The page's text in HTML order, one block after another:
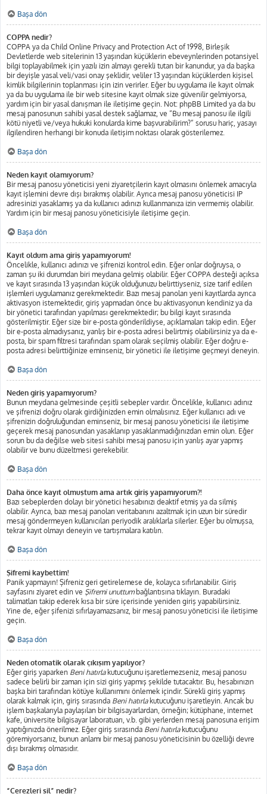
Başa dön
COPPA nedir?
COPPA ya da Child Online Privacy and Protection Act of 1998, Birleşik
Devletlerde web sitelerinin 13 yaşından küçüklerin ebeveynlerinden potansiyel
bilgi toplayabilmek için yazılı izin almayı gerekli tutan bir kanundur, ya da başka
bir deyişle yasal veli/vasi onay şeklidir, veliler 13 yaşından küçüklerden kişisel
kimlik bilgilerinin toplanması için izin verirler. Eğer bu uygulama ile kayıt olmak
ya da bu uygulama ile bir web sitesine kayıt olmak size güvenilir gelmiyorsa,
yardım için bir yasal danışman ile iletişime geçin. Not: phpBB Limited ya da bu
mesaj panosunun sahibi yasal destek sağlamaz, ve “Bu mesaj panosu ile ilgili
kötü niyetli ve/veya hukuki konularda kime başvurabilirim?” sorusu hariç, yasayı
ilgilendiren herhangi bir konuda iletişim noktası olarak gösterilemez.
Başa dön
Neden kayıt olamıyorum?
Bir mesaj panosu yöneticisi yeni ziyaretçilerin kayıt olmasını önlemek amacıyla
kayıt işlemini devre dışı bırakmış olabilir. Ayrıca mesaj panosu yöneticisi IP
adresinizi yasaklamış ya da kullanıcı adınızı kullanmanıza izin vermemiş olabilir.
Yardım için bir mesaj panosu yöneticisiyle iletişime geçin.
Başa dön
Kayıt oldum ama giriş yapamıyorum!
Öncelikle, kullanıcı adınızı ve şifrenizi kontrol edin. Eğer onlar doğruysa, o
zaman şu iki durumdan biri meydana gelmiş olabilir. Eğer COPPA desteği açıksa
ve kayıt sırasında 13 yaşından küçük olduğunuzu belirttiyseniz, size tarif edilen
işlemleri uygulamanız gerekmektedir. Bazı mesaj panoları yeni kayıtlarda ayrıca
aktivasyon istemektedir, giriş yapmadan önce bu aktivasyonun kendiniz ya da
bir yönetici tarafından yapılması gerekmektedir; bu bilgi kayıt sırasında
gösterilmiştir. Eğer size bir e-posta gönderildiyse, açıklamaları takip edin. Eğer
bir e-posta almadıysanız, yanlış bir e-posta adresi belirtmiş olabilirsiniz ya da e-
posta, bir spam filtresi tarafından spam olarak seçilmiş olabilir. Eğer doğru e-
posta adresi belirttiğinize eminseniz, bir yönetici ile iletişime geçmeyi deneyin.
Başa dön
Neden giriş yapamıyorum?
Bunun meydana gelmesinde çeşitli sebepler vardır. Öncelikle, kullanıcı adınız
ve şifrenizi doğru olarak girdiğinizden emin olmalısınız. Eğer kullanıcı adı ve
şifrenizin doğruluğundan eminseniz, bir mesaj panosu yöneticisi ile iletişime
geçerek mesaj panosundan yasaklanıp yasaklanmadığınızdan emin olun. Eğer
sorun bu da değilse web sitesi sahibi mesaj panosu için yanlış ayar yapmış
olabilir ve bunu düzeltmesi gerekebilir.
Başa dön
Daha önce kayıt olmuştum ama artık giriş yapamıyorum?!
Bazı sebeplerden dolayı bir yönetici hesabınızı deaktif etmiş ya da silmiş
olabilir. Ayrıca, bazı mesaj panoları veritabanını azaltmak için uzun bir süredir
mesaj göndermeyen kullanıcıları periyodik aralıklarla silerler. Eğer bu olmuşsa,
tekrar kayıt olmayı deneyin ve tartışmalara katılın.
Başa dön
Şifremi kaybettim!
Panik yapmayın! Şifreniz geri getirelemese de, kolayca sıfırlanabilir. Giriş
sayfasını ziyaret edin ve Şifremi unuttumbağlantısına tıklayın. Buradaki
talimatları takip ederek kısa bir süre içerisinde yeniden giriş yapabilirsiniz.
Yine de, eğer şifenizi sıfırlayamazsanız, bir mesaj panosu yöneticisi ile iletişime
geçin.
Başa dön
Neden otomatik olarak çıkışım yapılıyor?
Eğer giriş yaparken Beni hatırlakutucuğunu işaretlemezseniz, mesaj panosu
sadece belirli bir zaman için sizi giriş yapmış şekilde tutacaktır. Bu, hesabınızın
başka biri tarafından kötüye kullanımını önlemek içindir. Sürekli giriş yapmış
olarak kalmak için, giriş sırasında Beni hatırlakutucuğunu işaretleyin. Ancak bu
işlem başkalarıyla paylaşılan bir bilgisayarlardan, örneğin; kütüphane, internet
kafe, üniversite bilgisayar laboratuarı, v.b. gibi yerlerden mesaj panosuna erişim
yaptığınızda önerilmez. Eğer giriş sırasında Beni hatırlakutucuğunu
göremiyorsanız, bunun anlamı bir mesaj panosu yöneticisinin bu özelliği devre
dışı bırakmış olmasıdır.
Başa dön
“Çerezleri sil” nedir?